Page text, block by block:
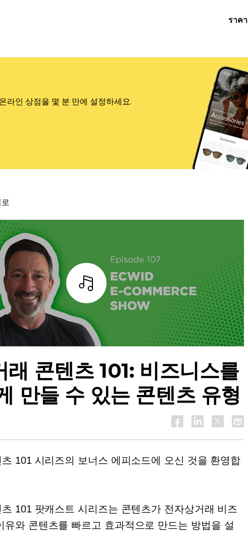
ราคา
라인 상점을 몇 분 만에 설정하세요.
조각
래 콘텐츠 101: 비즈니스를
만들 수 있는 콘텐츠 유형
101 시리즈의 보너스 에피소드에 오신 것을 환영합
101 팟캐스트 시리즈는 콘텐츠가 전자상거래 비즈
유와 콘텐츠를 빠르고 효과적으로 만드는 방법을 설